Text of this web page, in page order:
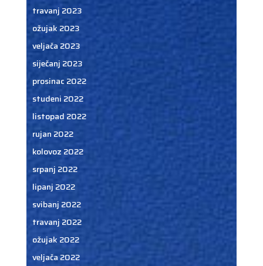
travanj 2023
ožujak 2023
veljača 2023
siječanj 2023
prosinac 2022
studeni 2022
listopad 2022
rujan 2022
kolovoz 2022
srpanj 2022
lipanj 2022
svibanj 2022
travanj 2022
ožujak 2022
veljača 2022